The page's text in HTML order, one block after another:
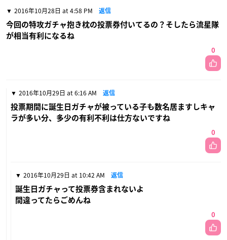
2016年10月28日 at 4:58 PM 返信
今回の特攻ガチャ抱き枕の投票券付いてるの？そしたら流星隊
が相当有利になるね
0
2016年10月29日 at 6:16 AM 返信
投票期間に誕生日ガチャが被っている子も数名居ますしキャ
ラが多い分、多少の有利不利は仕方ないですね
0
2016年10月29日 at 10:42 AM 返信
誕生日ガチャって投票券含まれないよ
間違ってたらごめんね
0